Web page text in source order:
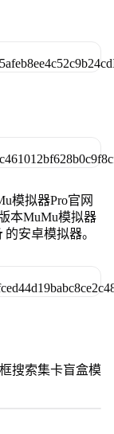
模拟器Pro官网
本MuMu模拟器
的安卓模拟器。
搜索集卡盲盒模